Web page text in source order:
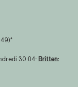
30.04: Britten: